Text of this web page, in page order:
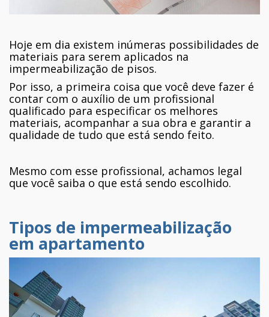
Hoje em dia existem inúmeras possibilidades de
materiais para serem aplicados na
impermeabilização de pisos.
Por isso, a primeira coisa que você deve fazer é
contar com o auxílio de um profissional
qualificado para especificar os melhores
materiais, acompanhar a sua obra e garantir a
qualidade de tudo que está sendo feito.
Mesmo com esse profissional, achamos legal
que você saiba o que está sendo escolhido.
Tipos de impermeabilização
em apartamento